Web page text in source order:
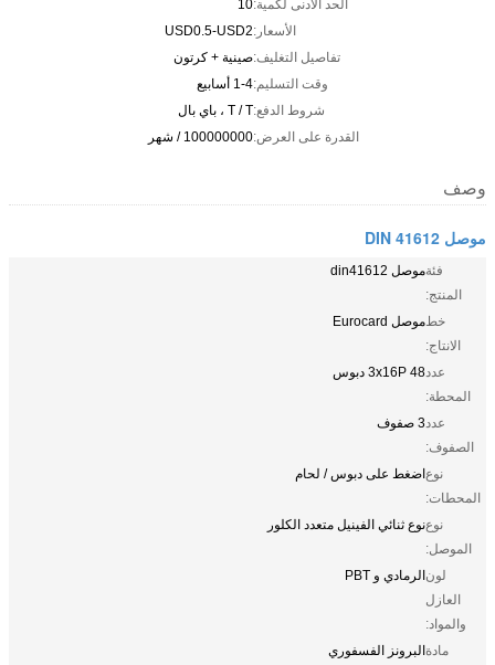
الحد الأدنى لكمية:10
الأسعار:USD0.5-USD2
تفاصيل التغليف:صينية + كرتون
وقت التسليم:1-4 أسابيع
شروط الدفع:T / T ، باي بال
القدرة على العرض:100000000 / شهر
وصف
موصل DIN 41612
فئة
المنتج:
موصل din41612
خط
الانتاج:
موصل Eurocard
عدد
المحطة:
3x16P 48 دبوس
عدد
الصفوف:
3 صفوف
نوع
المحطات:
اضغط على دبوس / لحام
نوع
الموصل:
نوع ثنائي الفينيل متعدد الكلور
لون
العازل
والمواد:
الرمادي و PBT
مادةالبرونز الفسفوري